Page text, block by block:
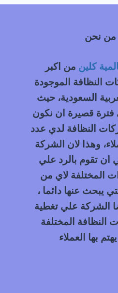
من نحن
كلين من اكبر
النظافة الموجودة
السعودية، حيث
فترة قصيرة ان نكون
النظافة لدي عدد
وهذا لان الشركة
تقوم بالرد علي
المختلفة لاي من
يبحث عنها دائما ،
الشركة علي تغطية
النظافة المختلفة
بها العملاء